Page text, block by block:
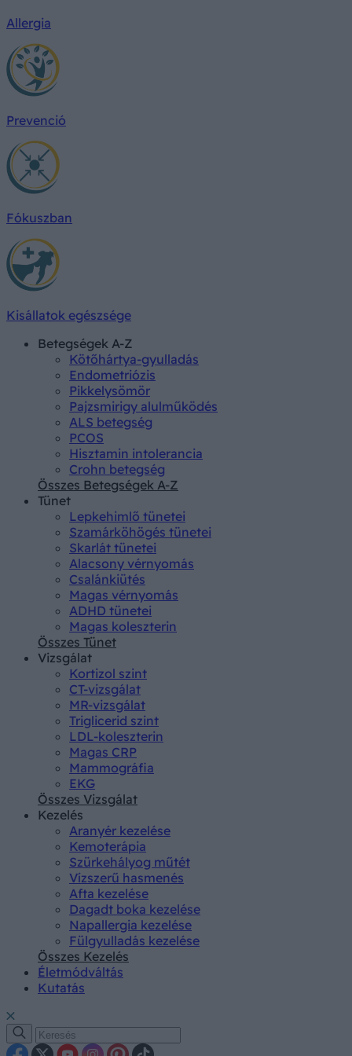
Allergia
Prevenció
Fókuszban
Kisállatok egészsége
Betegségek A-Z
Kötőhártya-gyulladás
Endometriózis
Pikkelysömör
Pajzsmirigy alulműködés
ALS betegség
PCOS
Hisztamin intolerancia
Crohn betegség
Összes Betegségek A-Z
Tünet
Lepkehimlő tünetei
Szamárköhögés tünetei
Skarlát tünetei
Alacsony vérnyomás
Csalánkiütés
Magas vérnyomás
ADHD tünetei
Magas koleszterin
Összes Tünet
Vizsgálat
Kortizol szint
CT-vizsgálat
MR-vizsgálat
Triglicerid szint
LDL-koleszterin
Magas CRP
Mammográfia
EKG
Összes Vizsgálat
Kezelés
Aranyér kezelése
Kemoterápia
Szürkehályog műtét
Vízszerű hasmenés
Afta kezelése
Dagadt boka kezelése
Napallergia kezelése
Fülgyulladás kezelése
Összes Kezelés
Életmódváltás
Kutatás